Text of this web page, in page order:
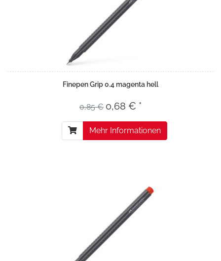
Finepen Grip 0.4 magenta hell
0,85 € 0,68 € *
Mehr Informationen